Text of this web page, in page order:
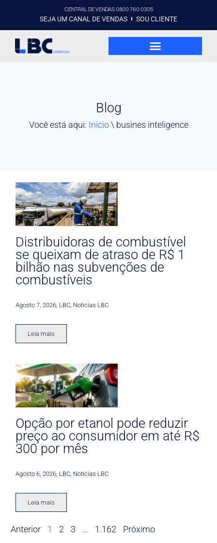
CENTRAL DE VENDAS 0800 760 0305
SEJA UM CANAL DE VENDAS SOU CLIENTE
Blog
Você está aqui: Início\ busines inteligence
Distribuidoras de combustível
se queixam de atraso de R$ 1
bilhão nas subvenções de
combustíveis
Agosto 7, 2026 LBC Noticias LBC
Leia mais
Opção por etanol pode reduzir
preço ao consumidor em até R$
300 por mês
Agosto 6, 2026 LBC Noticias LBC
Leia mais
Anterior 1 2 3 … 1.162 Próximo